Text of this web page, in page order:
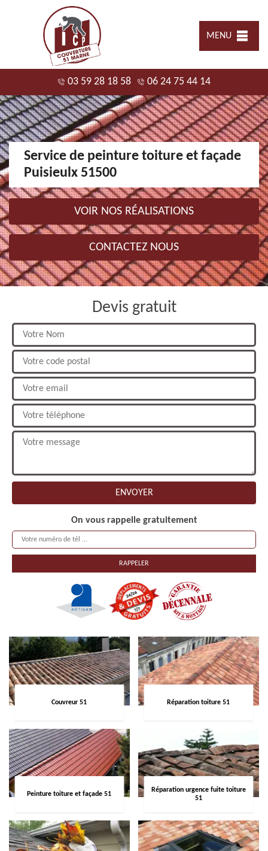
MENU
03 59 28 18 58 06 24 75 44 14
Service de peinture toiture et façade
Puisieulx 51500
VOIR NOS RÉALISATIONS
CONTACTEZ NOUS
Devis gratuit
On vous rappelle gratuitement
Couvreur 51 Réparation toiture 51
Peinture toiture et façade 51
Réparation urgence fuite toiture
51